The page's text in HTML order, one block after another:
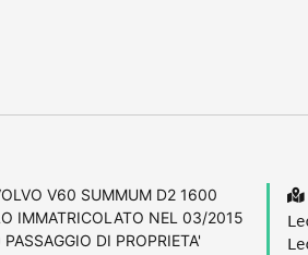
V60 SUMMUM D2 1600
IMMATRICOLATO NEL 03/2015
DI PROPRIETA'